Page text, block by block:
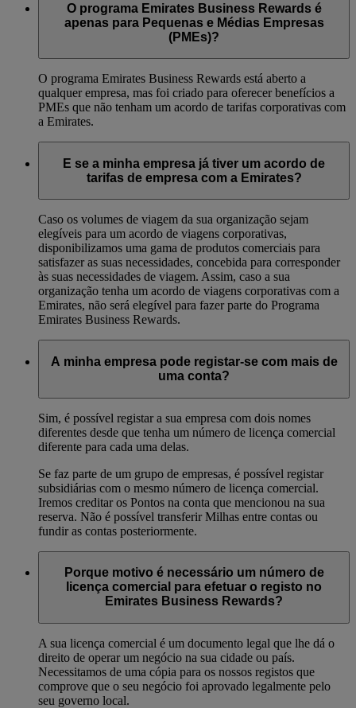
O programa Emirates Business Rewards é
apenas para Pequenas e Médias Empresas
(PMEs)?
O programa Emirates Business Rewards está aberto a
qualquer empresa, mas foi criado para oferecer benefícios a
PMEs que não tenham um acordo de tarifas corporativas com
a Emirates.
E se a minha empresa já tiver um acordo de
tarifas de empresa com a Emirates?
Caso os volumes de viagem da sua organização sejam
elegíveis para um acordo de viagens corporativas,
disponibilizamos uma gama de produtos comerciais para
satisfazer as suas necessidades, concebida para corresponder
às suas necessidades de viagem. Assim, caso a sua
organização tenha um acordo de viagens corporativas com a
Emirates, não será elegível para fazer parte do Programa
Emirates Business Rewards.
A minha empresa pode registar-se com mais de
uma conta?
Sim, é possível registar a sua empresa com dois nomes
diferentes desde que tenha um número de licença comercial
diferente para cada uma delas.
Se faz parte de um grupo de empresas, é possível registar
subsidiárias com o mesmo número de licença comercial.
Iremos creditar os Pontos na conta que mencionou na sua
reserva. Não é possível transferir Milhas entre contas ou
fundir as contas posteriormente.
Porque motivo é necessário um número de
licença comercial para efetuar o registo no
Emirates Business Rewards?
A sua licença comercial é um documento legal que lhe dá o
direito de operar um negócio na sua cidade ou país.
Necessitamos de uma cópia para os nossos registos que
comprove que o seu negócio foi aprovado legalmente pelo
seu governo local.